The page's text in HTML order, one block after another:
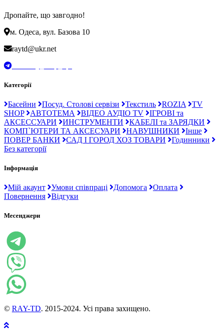
Дропайте, що завгодно!
м. Одеса, вул. Базова 10
raytd@ukr.net
Категорії
Басейни Посуд. Столові сервізи Текстиль ROZIA
TV
SHOP
АВТОТЕМА ВІДЕО АУДІО TV
ІГРОВІ та
АКСЕССУАРИ
ИНСТРУМЕНТИ
КАБЕЛІ та ЗАРЯДКИ
КОМП`ЮТЕРИ ТА АКСЕСУАРИ
НАВУШНИКИ
Інше
ПОВЕР БАНКИ
САД І ГОРОД ХОЗ ТОВАРИ
Годинники
Без категорії
Інформація
Мій акаунт Умови співпраці Допомога
Оплата
Повернення
Відгуки
Месенджери
© RAY-TD. 2015-2024. Усі права захищено.